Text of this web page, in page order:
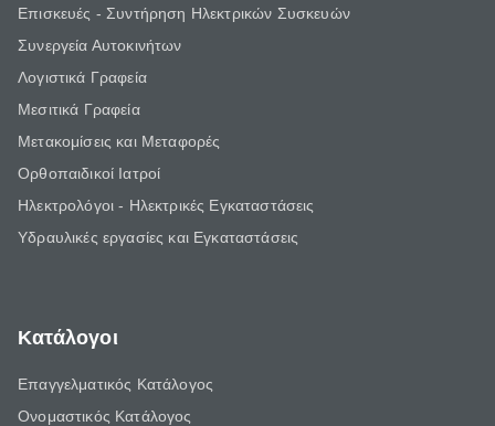
Επισκευές - Συντήρηση Ηλεκτρικών Συσκευών
Συνεργεία Αυτοκινήτων
Λογιστικά Γραφεία
Μεσιτικά Γραφεία
Μετακομίσεις και Μεταφορές
Ορθοπαιδικοί Ιατροί
Ηλεκτρολόγοι - Ηλεκτρικές Εγκαταστάσεις
Υδραυλικές εργασίες και Εγκαταστάσεις
Κατάλογοι
Επαγγελματικός Κατάλογος
Ονομαστικός Κατάλογος